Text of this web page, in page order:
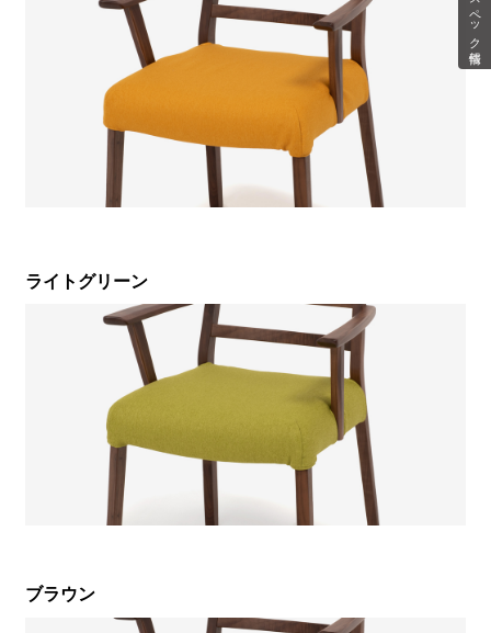
スペック情報
ライトグリーン
ブラウン